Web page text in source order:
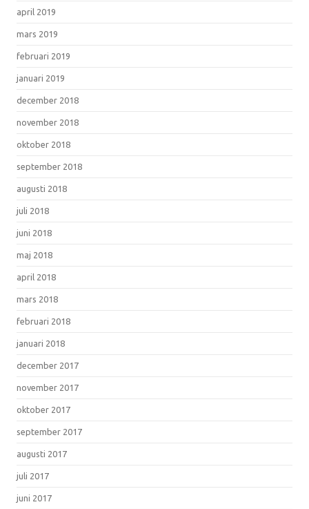
april 2019
mars 2019
februari 2019
januari 2019
december 2018
november 2018
oktober 2018
september 2018
augusti 2018
juli 2018
juni 2018
maj 2018
april 2018
mars 2018
februari 2018
januari 2018
december 2017
november 2017
oktober 2017
september 2017
augusti 2017
juli 2017
juni 2017